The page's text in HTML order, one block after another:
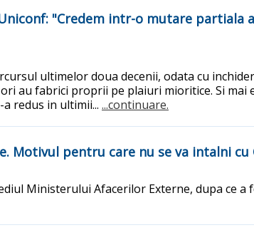
"Credem intr-o mutare partiala
ultimelor doua decenii, odata cu
au fabrici proprii pe plaiuri mioritice. Si mai
redus in ultimii... ...continuare.
Motivul pentru care nu se va intalni cu
Ministerului Afacerilor Externe, dupa ce